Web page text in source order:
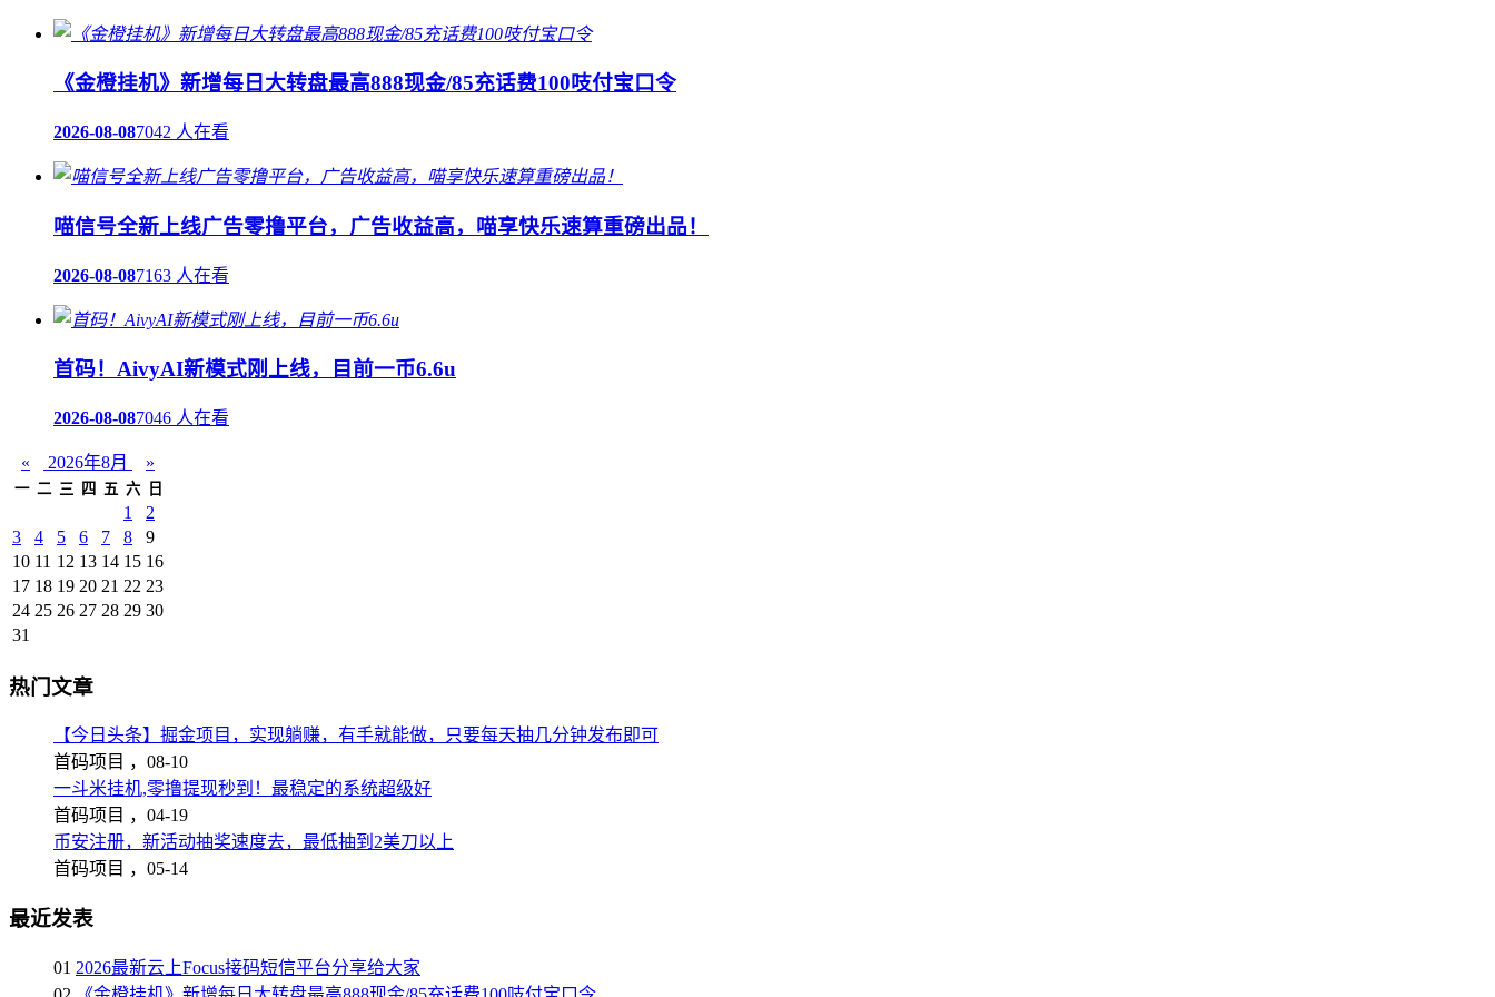
《金橙挂机》新增每日大转盘最高888现金/85充话费100吱付宝口令
2026-08-087042 人在看
喵信号全新上线广告零撸平台，广告收益高，喵享快乐速算重磅出品！
2026-08-087163 人在看
首码！AivyAI新模式刚上线，目前一币6.6u
2026-08-087046 人在看
« 2026年8月 »
一 二 三 四 五 六 日
1
2
3
4 5 6 7 8
9
10 11 12 13 14 15 16
17 18 19 20 21 22 23
24 25 26 27 28 29 30
31
热门文章
【今日头条】掘金项目，实现躺赚，有手就能做，只要每天抽几分钟发布即可
首码项目 ， 08-10
一斗米挂机,零撸提现秒到！最稳定的系统超级好
首码项目 ， 04-19
币安注册，新活动抽奖速度去，最低抽到2美刀以上
首码项目 ， 05-14
最近发表
01 2026最新云上Focus接码短信平台分享给大家